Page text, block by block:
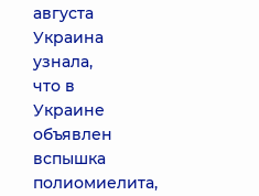
августа
Украина
узнала,
что в
Украине
объявлен
вспышка
полиомиелита,